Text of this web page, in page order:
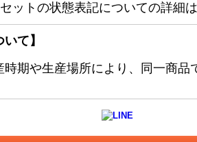
ットの状態表記についての詳細は
て】
期や生産場所により、同一商品